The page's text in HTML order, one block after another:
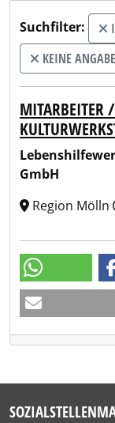
Suchfilter:
KEINE ANGABE
GmbH
Region Mölln